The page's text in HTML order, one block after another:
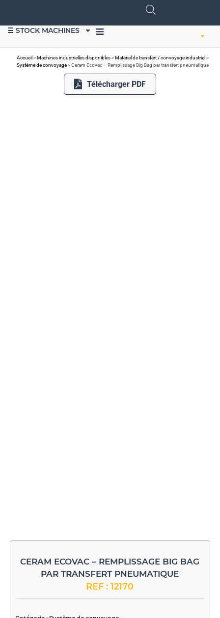
☰ STOCK MACHINES
Accueil >Machines industrielles disponibles>Matériel de transfert / convoyage industriel >
Système de convoyage>Ceram Ecovac – Remplissage Big Bag par transfert pneumatique
Télécharger PDF
CERAM ECOVAC – REMPLISSAGE BIG BAG
PAR TRANSFERT PNEUMATIQUE
REF : 12170
-